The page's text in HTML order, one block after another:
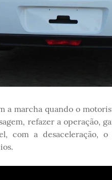
a marcha quando o
refazer a operação,
com a desaceleração,